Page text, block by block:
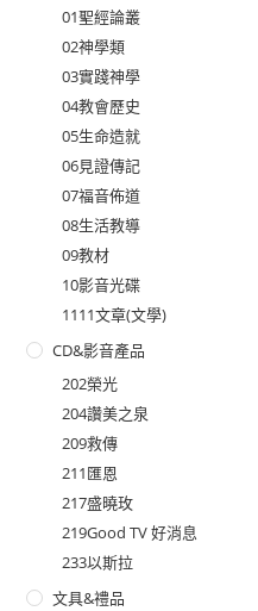
01聖經論叢
02神學類
03實踐神學
04教會歷史
05生命造就
06見證傳記
07福音佈道
08生活教導
09教材
10影音光碟
1111文章(文學)
CD&影音產品
202榮光
204讚美之泉
209救傳
211匯恩
217盛曉玫
219Good TV 好消息
233以斯拉
文具&禮品